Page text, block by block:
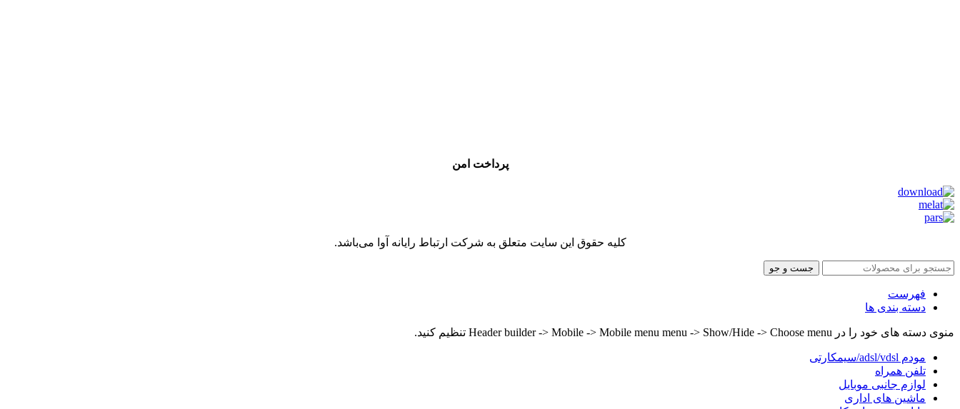
پرداخت امن
کلیه حقوق این سایت متعلق به شرکت ارتباط رایانه آوا می‌باشد.
جست و جو
فهرست
دسته بندی ها
منوی دسته های خود را در Header builder -> Mobile -> Mobile menu menu -> Show/Hide -> Choose menu تنظیم کنید.
مودم adsl/vdsl/سیمکارتی
تلفن همراه
لوازم جانبی موبایل
ماشین های اداری